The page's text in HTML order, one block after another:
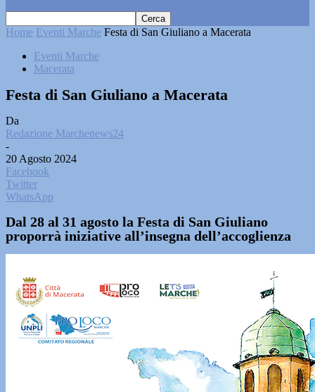
Home Eventi Marche Festa di San Giuliano a Macerata
Eventi Marche
Macerata
Festa di San Giuliano a Macerata
Da
Redazione Marchenews24
-
20 Agosto 2024
Facebook
Twitter
WhatsApp
Dal 28 al 31 agosto la Festa di San Giuliano
proporrà iniziative all’insegna dell’accoglienza